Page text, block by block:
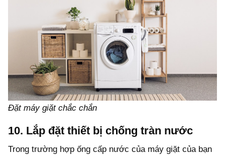
Đặt máy giặt chắc chắn
10. Lắp đặt thiết bị chống tràn nước
Trong trường hợp ống cấp nước của máy giặt của bạn